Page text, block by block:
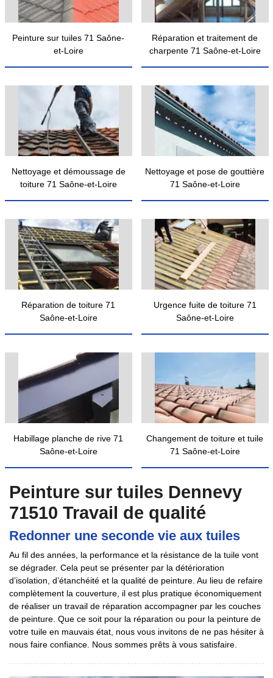
Peinture sur tuiles 71 Saône-
et-Loire
Réparation et traitement de
charpente 71 Saône-et-Loire
Nettoyage et démoussage de
toiture 71 Saône-et-Loire
Nettoyage et pose de gouttière
71 Saône-et-Loire
Réparation de toiture 71
Saône-et-Loire
Urgence fuite de toiture 71
Saône-et-Loire
Habillage planche de rive 71
Saône-et-Loire
Changement de toiture et tuile
71 Saône-et-Loire
Peinture sur tuiles Dennevy
71510 Travail de qualité
Redonner une seconde vie aux tuiles
Au fil des années, la performance et la résistance de la tuile vont
se dégrader. Cela peut se présenter par la détérioration
d’isolation, d’étanchéité et la qualité de peinture. Au lieu de refaire
complètement la couverture, il est plus pratique économiquement
de réaliser un travail de réparation accompagner par les couches
de peinture. Que ce soit pour la réparation ou pour la peinture de
votre tuile en mauvais état, nous vous invitons de ne pas hésiter à
nous faire confiance. Nous sommes prêts à vous satisfaire.